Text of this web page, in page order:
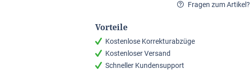
Fragen zum Artikel?
Vorteile
Kostenlose Korrekturabzüge
Kostenloser Versand
Schneller Kundensupport